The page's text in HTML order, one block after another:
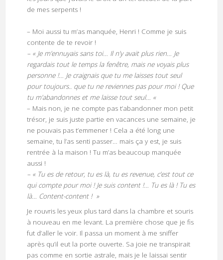
de mes serpents !
– Moi aussi tu m’as manquée, Henri ! Comme je suis
contente de te revoir !
– « Je m’ennuyais sans toi… Il n’y avait plus rien… Je
regardais tout le temps la fenêtre, mais ne voyais plus
personne !… Je craignais que tu me laisses tout seul
pour toujours.. que tu ne reviennes pas pour moi ! Que
tu m’abandonnes et me laisse tout seul… «
– Mais non, je ne compte pas t’abandonner mon petit
trésor, je suis juste partie en vacances une semaine, je
ne pouvais pas t’emmener ! Cela a été long une
semaine, tu l’as senti passer… mais ça y est, je suis
rentrée à la maison ! Tu m’as beaucoup manquée
aussi !
– « Tu es de retour, tu es là, tu es revenue, c’est tout ce
qui compte pour moi ! Je suis content !… Tu es là ! Tu es
là… Content-content ! »
Je rouvris les yeux plus tard dans la chambre et souris
à nouveau en me levant. La première chose que je fis
fut d’aller le voir. Il passa un moment à me sniffer
après qu’il eut la porte ouverte. Sa joie ne transpirait
pas comme en sortie astrale, mais je le laissai sentir